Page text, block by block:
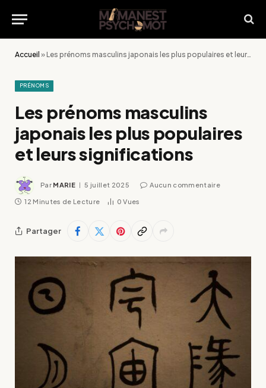
Accueil »Les prénoms masculins japonais les plus populaires et leurs significations
PRÉNOMS
Les prénoms masculins
japonais les plus populaires
et leurs significations
Par MARIE 5 juillet 2025 Aucun commentaire
12 Minutes de Lecture 0Vues
Partager